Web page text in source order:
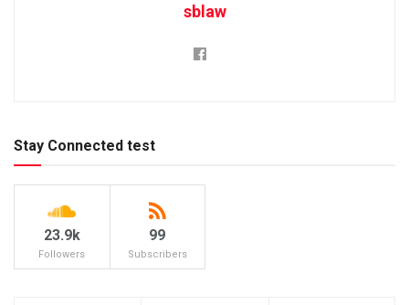
sblaw
Stay Connected test
23.9k
Followers
99
Subscribers